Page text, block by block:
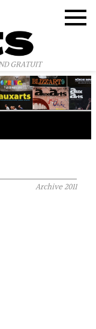
GRATUIT
Archive2011